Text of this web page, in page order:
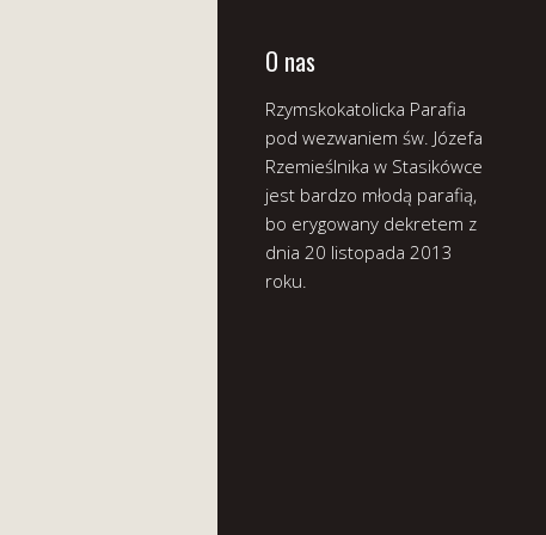
O nas
Rzymskokatolicka Parafia
pod wezwaniem św. Józefa
Rzemieślnika w Stasikówce
jest bardzo młodą parafią,
bo erygowany dekretem z
dnia 20 listopada 2013
roku.